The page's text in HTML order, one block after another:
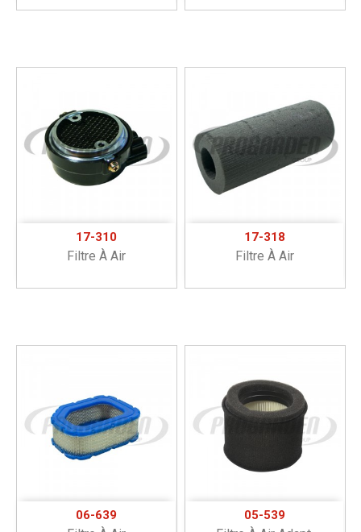
17-310
Filtre À Air
17-318
Filtre À Air
06-639 05-539